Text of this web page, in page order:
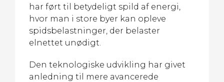
har ført til betydeligt spild af energi,
hvor man i store byer kan opleve
spidsbelastninger, der belaster
elnettet unødigt.
Den teknologiske udvikling har givet
anledning til mere avancerede